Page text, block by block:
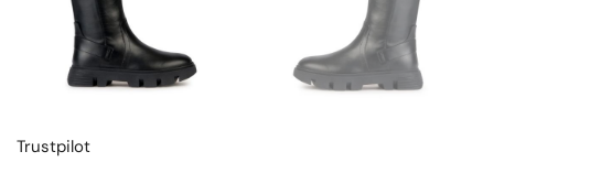
Trustpilot